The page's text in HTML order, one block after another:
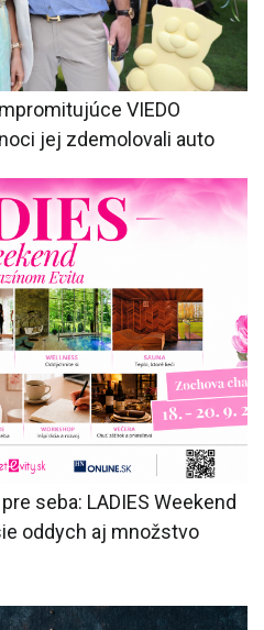
VIEDO
jej zdemolovali auto
seba: LADIES Weekend
oddych aj množstvo